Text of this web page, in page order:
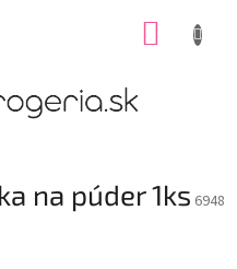
na púder 1ks 6948